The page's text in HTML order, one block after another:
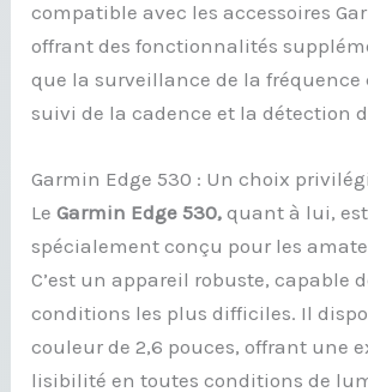
compatible avec les accessoires
offrant des fonctionnalités
que la surveillance de la fréquence
suivi de la cadence et la détection
Garmin Edge 530 : Un choix
LeGarmin Edge 530, quant à lui, est
spécialement conçu pour les
C’est un appareil robuste, capable
conditions les plus difficiles. Il
couleur de 2,6 pouces, offrant une
lisibilité en toutes conditions de